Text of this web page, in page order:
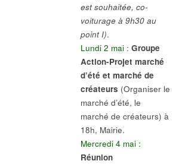
est souhaitée, co-
voiturage à 9h30 au
point I).
Lundi 2 mai : Groupe
Action-Projet marché
d’été et marché de
créateurs (Organiser le
marché d’été, le
marché de créateurs) à
18h, Mairie.
Mercredi 4 mai :
Réunion